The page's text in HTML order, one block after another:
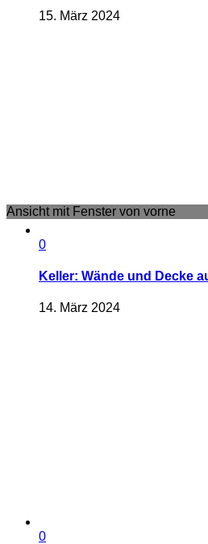
Ansicht mit Fenster von vorne
15. März 2024
0
Keller: Wände und Decke
14. März 2024
0